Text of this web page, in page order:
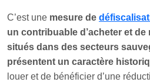
C’est une mesure de
un contribuable d’acheter et
situés dans des secteurs
présentent un caractère
louer et de bénéficier d’une